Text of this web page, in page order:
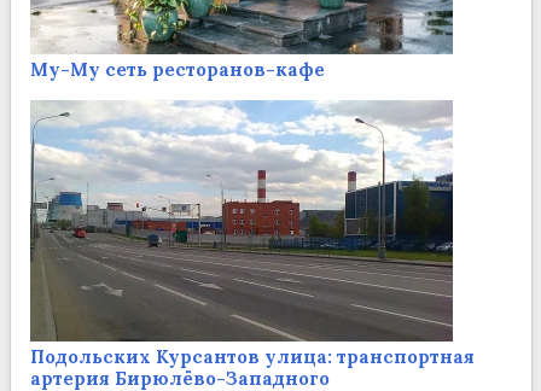
Му-Му сеть ресторанов-кафе
Подольских Курсантов улица: транспортная
артерия Бирюлёво-Западного